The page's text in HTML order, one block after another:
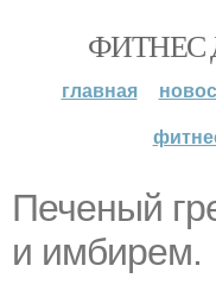
ФИТНЕС
главная
Печеный
и имбирем.